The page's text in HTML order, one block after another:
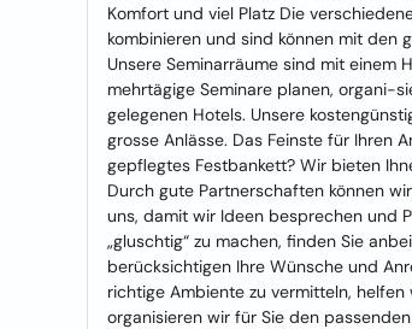
Komfort und viel Platz Die
kombinieren und sind können mit den
Unsere Seminarräume sind mit einem
mehrtägige Seminare planen, organi-
gelegenen Hotels. Unsere
grosse Anlässe. Das Feinste für Ihren
gepflegtes Festbankett? Wir bieten
Durch gute Partnerschaften können
uns, damit wir Ideen besprechen und
„gluschtig“ zu machen, finden Sie
berücksichtigen Ihre Wünsche und
richtige Ambiente zu vermitteln,
organisieren wir für Sie den